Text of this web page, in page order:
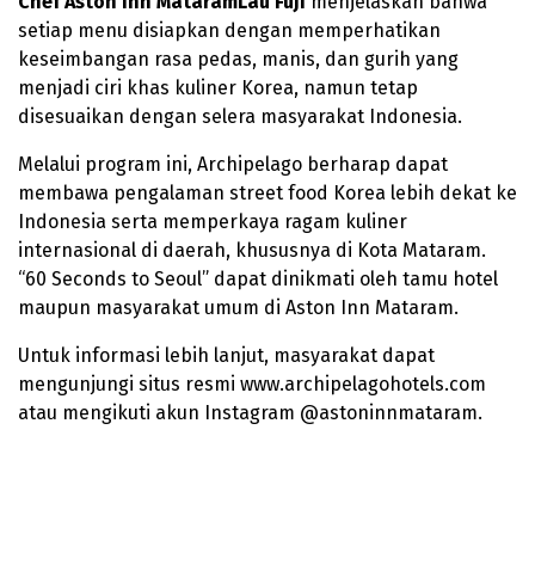
setiap menu disiapkan dengan memperhatikan
keseimbangan rasa pedas, manis, dan gurih yang
menjadi ciri khas kuliner Korea, namun tetap
disesuaikan dengan selera masyarakat Indonesia.
Melalui program ini, Archipelago berharap dapat
membawa pengalaman street food Korea lebih dekat ke
Indonesia serta memperkaya ragam kuliner
internasional di daerah, khususnya di Kota Mataram.
“60 Seconds to Seoul” dapat dinikmati oleh tamu hotel
maupun masyarakat umum di Aston Inn Mataram.
Untuk informasi lebih lanjut, masyarakat dapat
mengunjungi situs resmi www.archipelagohotels.com
atau mengikuti akun Instagram @astoninnmataram.